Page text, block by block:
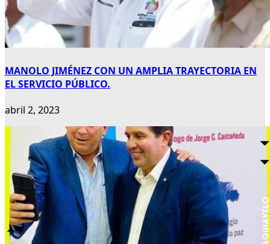
MANOLO JIMÉNEZ CON UN AMPLIA TRAYECTORIA EN
EL SERVICIO PÚBLICO.
abril 2, 2023